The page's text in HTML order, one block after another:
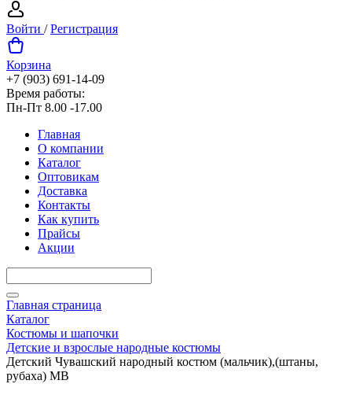
Войти /Регистрация
Корзина
+7 (903) 691-14-09
Время работы:
Пн-Пт 8.00 -17.00
Главная
О компании
Каталог
Оптовикам
Доставка
Контакты
Как купить
Прайсы
Акции
Главная страница
Каталог
Костюмы и шапочки
Детские и взрослые народные костюмы
Детский Чувашский народный костюм (мальчик),(штаны,
рубаха) МВ